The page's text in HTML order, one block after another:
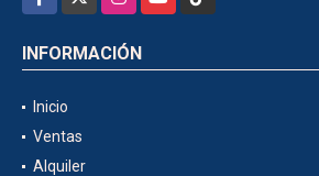
INFORMACIÓN
Inicio
Ventas
Alquiler